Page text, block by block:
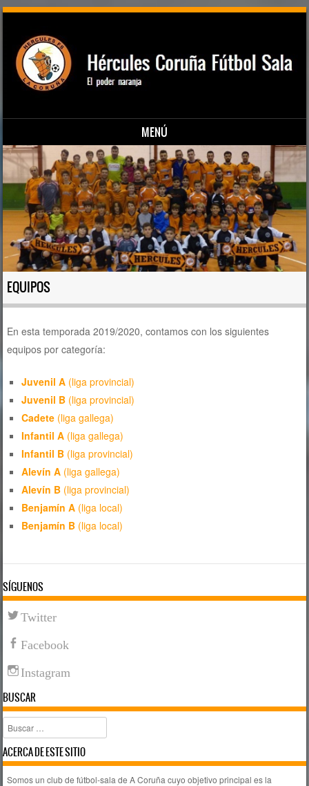
MENÚ
Saltar al contenido
EQUIPOS
En esta temporada 2019/2020, contamos con los siguientes
equipos por categoría:
Juvenil A (liga provincial)
Juvenil B (liga provincial)
Cadete (liga gallega)
Infantil A (liga gallega)
Infantil B (liga provincial)
Alevín A (liga gallega)
Alevín B (liga provincial)
Benjamín A (liga local)
Benjamín B (liga local)
SÍGUENOS
Twitter
Facebook
Instagram
BUSCAR
Buscar
ACERCA DE ESTE SITIO
Somos un club de fútbol-sala de A Coruña cuyo objetivo principal es la